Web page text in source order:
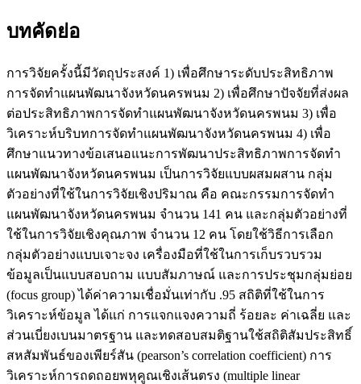
บทคัดย่อ
การวิจัยครั้งนี้มีวัตถุประสงค์ 1) เพื่อศึกษาระดับประสิทธิภาพ
การจัดทำแผนพัฒนาจังหวัดนครพนม 2) เพื่อศึกษาปัจจัยที่ส่งผล
ต่อประสิทธิภาพการจัดทำแผนพัฒนาจังหวัดนครพนม 3) เพื่อ
วิเคราะห์บริบทการจัดทำแผนพัฒนาจังหวัดนครพนม 4) เพื่อ
ศึกษาแนวทางข้อเสนอแนะการพัฒนาประสิทธิภาพการจัดทำ
แผนพัฒนาจังหวัดนครพนม เป็นการวิจัยแบบผสมผสาน กลุ่ม
ตัวอย่างที่ใช้ในการวิจัยเชิงปริมาณ คือ คณะกรรมการจัดทำ
แผนพัฒนาจังหวัดนครพนม จำนวน 141 คน และกลุ่มตัวอย่างที่
ใช้ในการวิจัยเชิงคุณภาพ จำนวน 12 คน โดยใช้วิธีการเลือก
กลุ่มตัวอย่างแบบเจาะจง เครื่องมือที่ใช้ในการเก็บรวบรวม
ข้อมูลเป็นแบบสอบถาม แบบสัมภาษณ์ และการประชุมกลุ่มย่อย
(focus group) ได้ค่าความเชื่อมั่นเท่ากับ .95 สถิติที่ใช้ในการ
วิเคราะห์ข้อมูล ได้แก่ การแจกแจงความถี่ ร้อยละ ค่าเฉลี่ย และ
ส่วนเบี่ยงเบนมาตรฐาน และทดสอบสมติฐานใช้สถิติสัมประสิทธิ์
สหสัมพันธ์ของเพียร์สัน (pearson’s correlation coefficient) การ
วิเคราะห์การถดถอยพหุคูณเชิงเส้นตรง (multiple linear